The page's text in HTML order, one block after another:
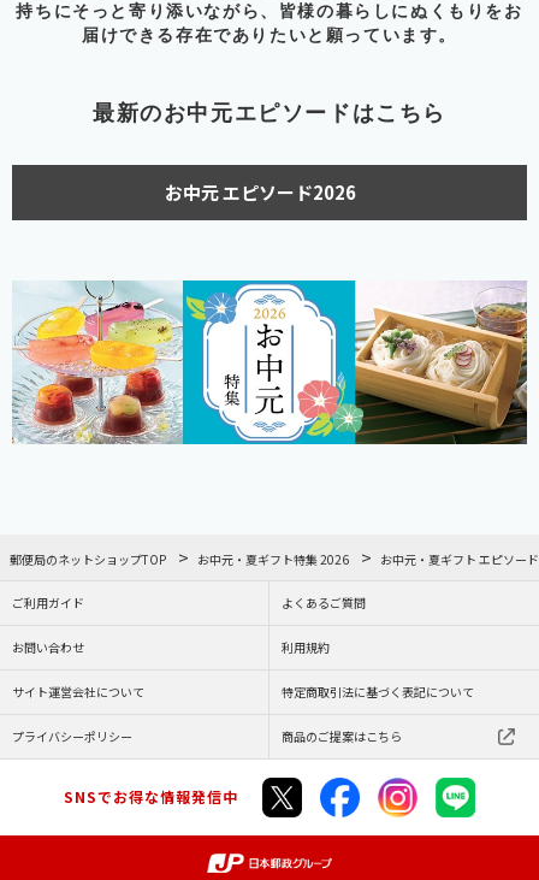
持ちにそっと寄り添いながら、皆様の暮らしにぬくもりをお
届けできる存在でありたいと願っています。
最新のお中元エピソードはこちら
お中元 エピソード2026
郵便局のネットショップTOP お中元・夏ギフト特集 2026 お中元・夏ギフト エピソー
ご利用ガイド よくあるご質問
お問い合わせ 利用規約
サイト運営会社について 特定商取引法に基づく表記について
プライバシーポリシー 商品のご提案はこちら
SNSでお得な情報発信中